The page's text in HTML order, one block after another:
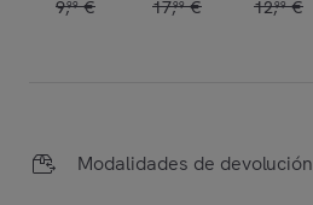
9,99 € 17,99 € 12,99 €
Modalidades de devolución